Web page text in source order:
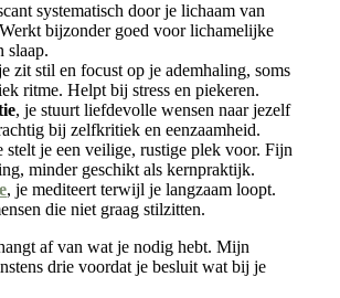
systematisch door je lichaam van
bijzonder goed voor lichamelijke
slaap.
zit stil en focust op je ademhaling, soms
ritme. Helpt bij stress en piekeren.
, je stuurt liefdevolle wensen naar jezelf
bij zelfkritiek en eenzaamheid.
stelt je een veilige, rustige plek voor. Fijn
minder geschikt als kernpraktijk.
, je mediteert terwijl je langzaam loopt.
die niet graag stilzitten.
af van wat je nodig hebt. Mijn
drie voordat je besluit wat bij je